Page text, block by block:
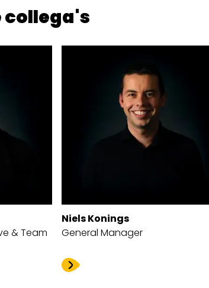
collega's
& Team
Niels Konings
General Manager